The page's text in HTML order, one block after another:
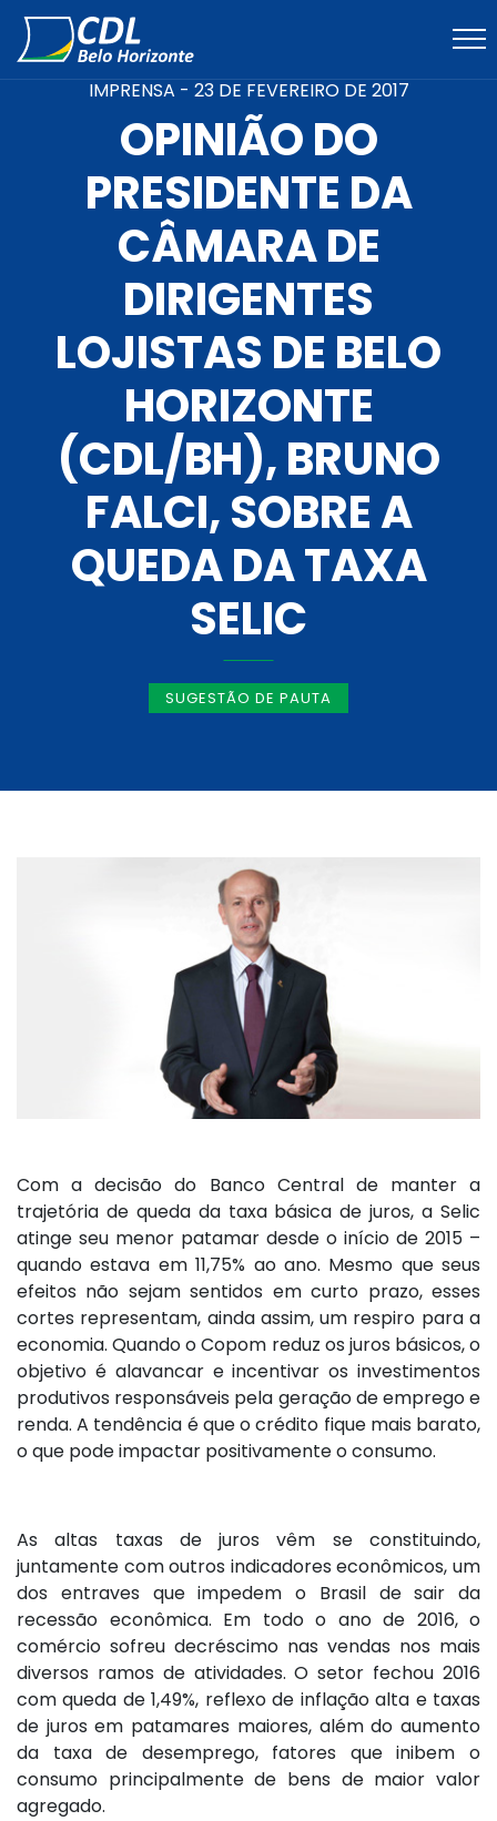
IMPRENSA - 23 DE FEVEREIRO DE 2017
OPINIÃO DO
PRESIDENTE DA
CÂMARA DE
DIRIGENTES
LOJISTAS DE BELO
HORIZONTE
(CDL/BH), BRUNO
FALCI, SOBRE A
QUEDA DA TAXA
SELIC
SUGESTÃO DE PAUTA
Com a decisão do Banco Central de manter a
trajetória de queda da taxa básica de juros, a Selic
atinge seu menor patamar desde o início de 2015 –
quando estava em 11,75% ao ano. Mesmo que seus
efeitos não sejam sentidos em curto prazo, esses
cortes representam, ainda assim, um respiro para a
economia. Quando o Copom reduz os juros básicos, o
objetivo é alavancar e incentivar os investimentos
produtivos responsáveis pela geração de emprego e
renda. A tendência é que o crédito fique mais barato,
o que pode impactar positivamente o consumo.
As altas taxas de juros vêm se constituindo,
juntamente com outros indicadores econômicos, um
dos entraves que impedem o Brasil de sair da
recessão econômica. Em todo o ano de 2016, o
comércio sofreu decréscimo nas vendas nos mais
diversos ramos de atividades. O setor fechou 2016
com queda de 1,49%, reflexo de inflação alta e taxas
de juros em patamares maiores, além do aumento
da taxa de desemprego, fatores que inibem o
consumo principalmente de bens de maior valor
agregado.